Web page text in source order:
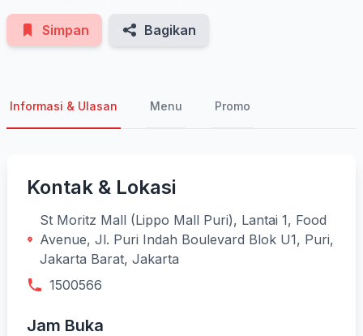
Simpan Bagikan
Informasi & Ulasan Menu Promo
Kontak & Lokasi
St Moritz Mall (Lippo Mall Puri), Lantai 1, Food
Avenue, Jl. Puri Indah Boulevard Blok U1, Puri,
Jakarta Barat, Jakarta
1500566
Jam Buka